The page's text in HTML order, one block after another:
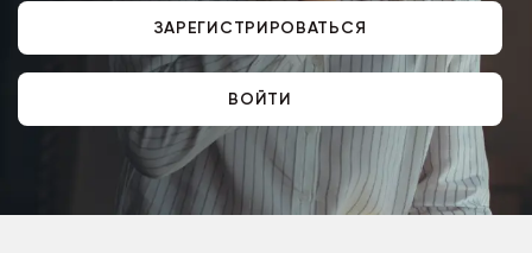
ЗАРЕГИСТРИРОВАТЬСЯ
ВОЙТИ